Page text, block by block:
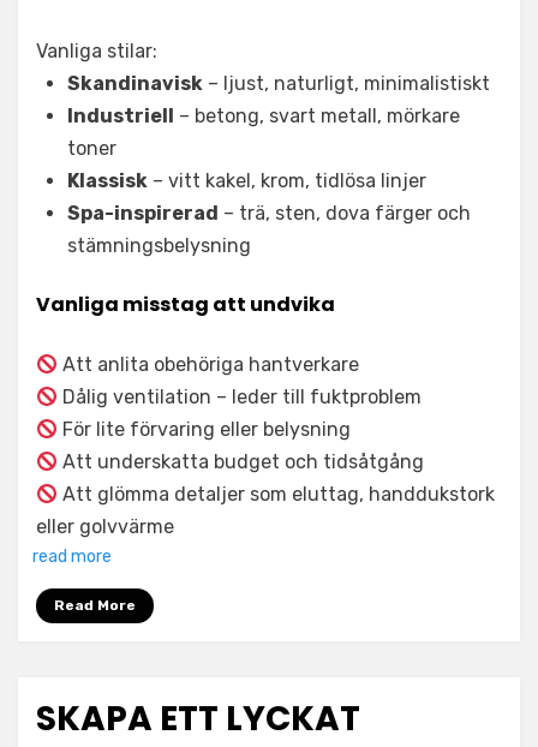
Vanliga stilar:
Skandinavisk – ljust, naturligt, minimalistiskt
Industriell – betong, svart metall, mörkare
toner
Klassisk – vitt kakel, krom, tidlösa linjer
Spa-inspirerad – trä, sten, dova färger och
stämningsbelysning
Vanliga misstag att undvika
Att anlita obehöriga hantverkare
Dålig ventilation – leder till fuktproblem
För lite förvaring eller belysning
Att underskatta budget och tidsåtgång
Att glömma detaljer som eluttag, handdukstork
eller golvvärme
read more
Read More
SKAPA ETT LYCKAT